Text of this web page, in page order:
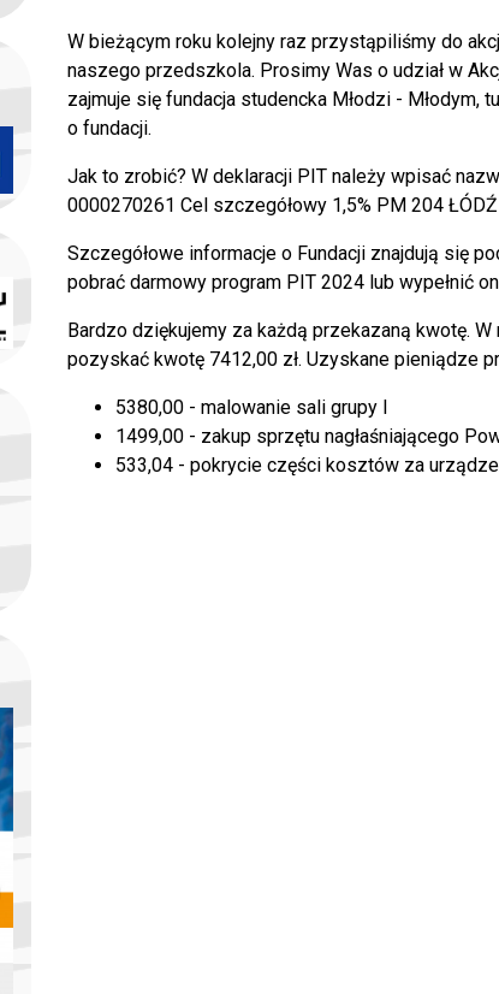
W bieżącym roku kolejny raz przystąpiliśmy do
naszego przedszkola. Prosimy Was o udział w
zajmuje się fundacja studencka Młodzi - Młodym, tu
o fundacji.
Jak to zrobić? W deklaracji PIT należy wpisać
0000270261 Cel szczegółowy 1,5% PM 204
Szczegółowe informacje o Fundacji znajdują się
pobrać darmowy program PIT 2024 lub wypełnić
Bardzo dziękujemy za każdą przekazaną kwotę.
pozyskać kwotę 7412,00 zł. Uzyskane pieniądze
5380,00 - malowanie sali grupy I
1499,00 - zakup sprzętu nagłaśniającego
533,04 - pokrycie części kosztów za